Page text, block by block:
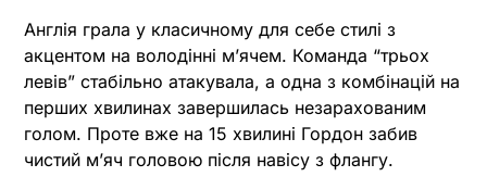
Англія грала у класичному для себе стилі з
акцентом на володінні м’ячем. Команда “трьох
левів” стабільно атакувала, а одна з комбінацій на
перших хвилинах завершилась незарахованим
голом. Проте вже на 15 хвилині Гордон забив
чистий м’яч головою після навісу з флангу.